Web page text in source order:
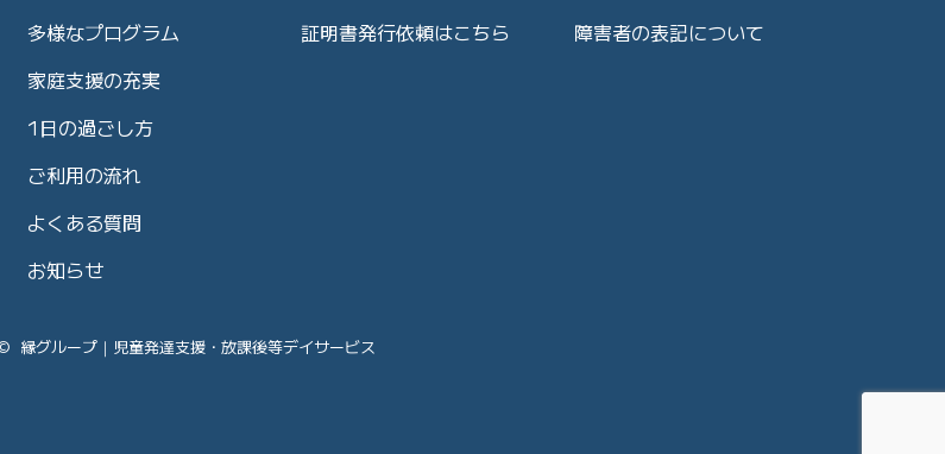
多様なプログラム
家庭支援の充実
1日の過ごし方
ご利用の流れ
よくある質問
お知らせ
証明書発行依頼はこちら
障害者の表記について
グループ｜児童発達支援・放課後等デイサービス